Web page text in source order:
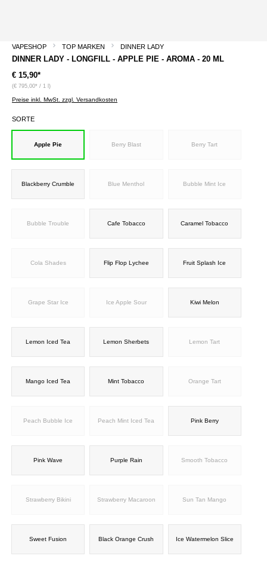
VAPESHOP TOP MARKEN DINNER LADY
DINNER LADY - LONGFILL - APPLE PIE - AROMA - 20 ML
€ 15,90*
(€ 795,00* / 1 l)
Preise inkl. MwSt. zzgl. Versandkosten
SORTE
Apple Pie Berry Blast Berry Tart
Blackberry Crumble Blue Menthol Bubble Mint Ice
Bubble Trouble Cafe Tobacco Caramel Tobacco
Cola Shades Flip Flop Lychee Fruit Splash Ice
Grape Star Ice Ice Apple Sour Kiwi Melon
Lemon Iced Tea Lemon Sherbets Lemon Tart
Mango Iced Tea Mint Tobacco Orange Tart
Peach Bubble Ice Peach Mint Iced Tea Pink Berry
Pink Wave Purple Rain Smooth Tobacco
Strawberry Bikini Strawberry Macaroon Sun Tan Mango
Sweet Fusion Black Orange Crush Ice Watermelon Slice